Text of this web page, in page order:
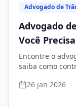
Advogado de
Advogado
Você
Encontre o
saiba como
26 jan 2026